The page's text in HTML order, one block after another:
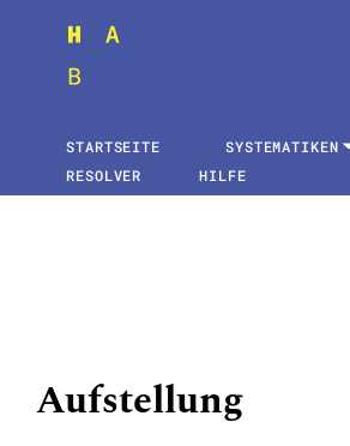
STARTSEITE
SYSTEMATIKEN
RESOLVER
HILFE
Aufstellung